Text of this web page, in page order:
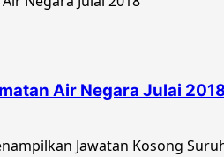
Air Negara Julai
Jawatan Kosong